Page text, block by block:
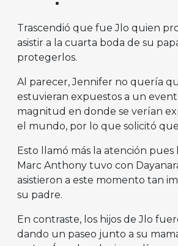
Trascendió que fue Jlo quien
asistir a la cuarta boda de su
protegerlos.
Al parecer, Jennifer no quería
estuvieran expuestos a un
magnitud en donde se verían
el mundo, por lo que solicitó que
Esto llamó más la atención pues
Marc Anthony tuvo con
asistieron a este momento tan
su padre.
En contraste, los hijos de Jlo
dando un paseo junto a su